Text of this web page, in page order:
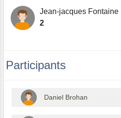
Jean-jacques Fontaine
2
Participants
Daniel Brohan